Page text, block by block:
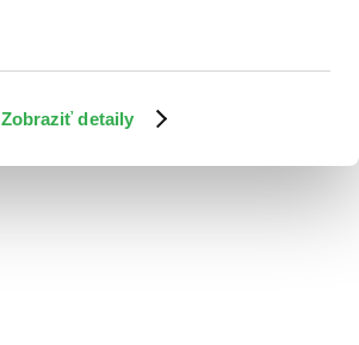
Zobraziť detaily